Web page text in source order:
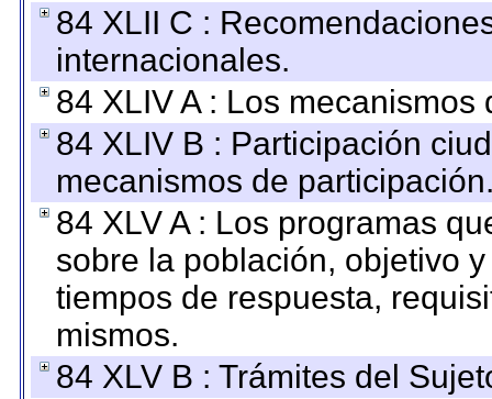
84 XLII C :
internacionales.
84 XLIV A : Los
84 XLIV B : Participación
mecanismos de
84 XLV A : Los programas
sobre la población, objetivo
tiempos de respuesta,
mismos.
84 XLV B : Trámites del